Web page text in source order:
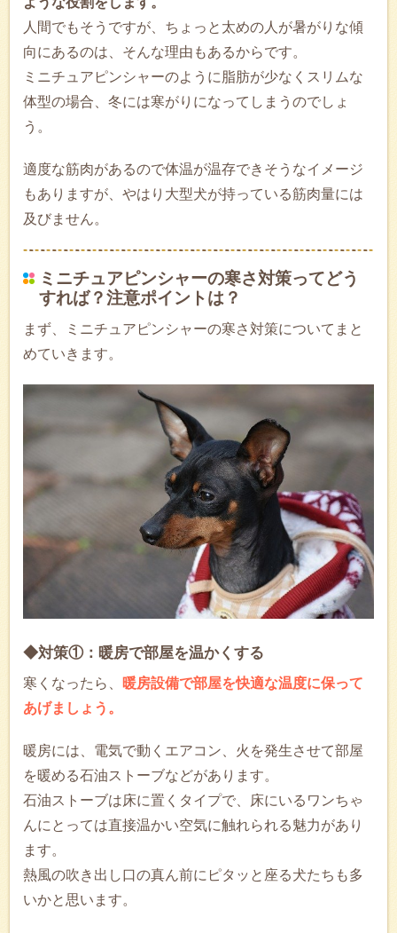
人間でもそうですが、ちょっと太めの人が暑がりな傾
向にあるのは、そんな理由もあるからです。
ミニチュアピンシャーのように脂肪が少なくスリムな
体型の場合、冬には寒がりになってしまうのでしょ
う。
適度な筋肉があるので体温が温存できそうなイメージ
もありますが、やはり大型犬が持っている筋肉量には
及びません。
ミニチュアピンシャーの寒さ対策ってどう
すれば？注意ポイントは？
まず、ミニチュアピンシャーの寒さ対策についてまと
めていきます。
◆対策①：暖房で部屋を温かくする
寒くなったら、
暖房設備で部屋を快適な温度に保って
あげましょう。
暖房には、電気で動くエアコン、火を発生させて部屋
を暖める石油ストーブなどがあります。
石油ストーブは床に置くタイプで、床にいるワンちゃ
んにとっては直接温かい空気に触れられる魅力があり
ます。
熱風の吹き出し口の真ん前にピタッと座る犬たちも多
いかと思います。